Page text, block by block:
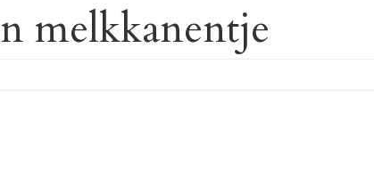
melkkanentje